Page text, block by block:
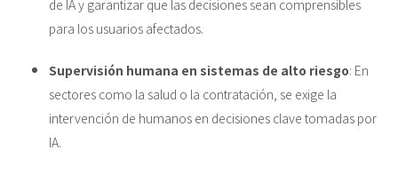
de IA y garantizar que las decisiones sean comprensibles
para los usuarios afectados.
Supervisión humana en sistemas de alto riesgo: En
sectores como la salud o la contratación, se exige la
intervención de humanos en decisiones clave tomadas por
IA.